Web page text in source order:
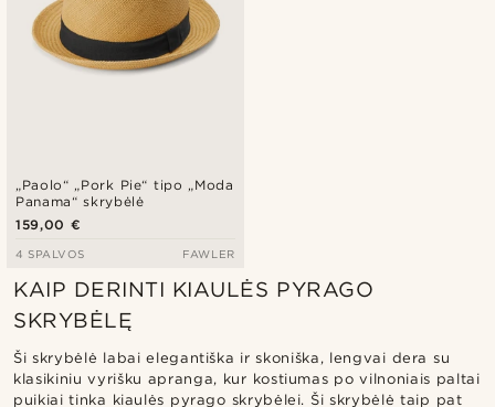
„Paolo“ „Pork Pie“ tipo „Moda
Panama“ skrybėlė
159,00 €
4 SPALVOS FAWLER
KAIP DERINTI KIAULĖS PYRAGO
SKRYBĖLĘ
Ši skrybėlė labai elegantiška ir skoniška, lengvai dera su
klasikiniu vyrišku apranga, kur kostiumas po vilnoniais paltai
puikiai tinka kiaulės pyrago skrybėlei. Ši skrybėlė taip pat